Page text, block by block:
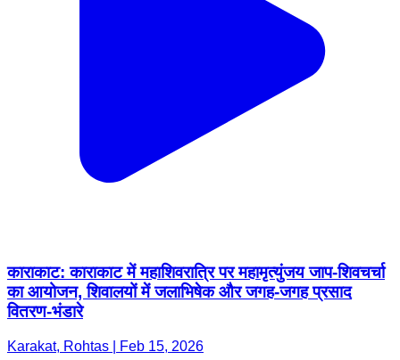
काराकाट: काराकाट में महाशिवरात्रि पर महामृत्युंजय जाप-शिवचर्चा
का आयोजन, शिवालयों में जलाभिषेक और जगह-जगह प्रसाद
वितरण-भंडारे
Karakat, Rohtas | Feb 15, 2026